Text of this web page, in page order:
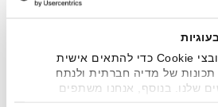
אנחנו משתמשים בקובצי Cookie כדי להתאים אישית
תכונות של מדיה חברתית ולנתח
שלנו. בנוסף, אנחנו משתפים